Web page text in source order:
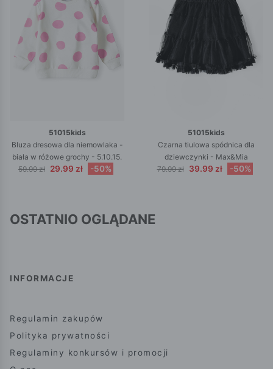
51015kids
Bluza dresowa dla niemowlaka -
biała w różowe grochy - 5.10.15.
59.99 zł 29.99 zł -50%
51015kids
Czarna tiulowa spódnica dla
dziewczynki - Max&Mia
79.99 zł
39.99 zł -50%
OSTATNIO OGLĄDANE
INFORMACJE
Regulamin zakupów
Polityka prywatności
Regulaminy konkursów i promocji